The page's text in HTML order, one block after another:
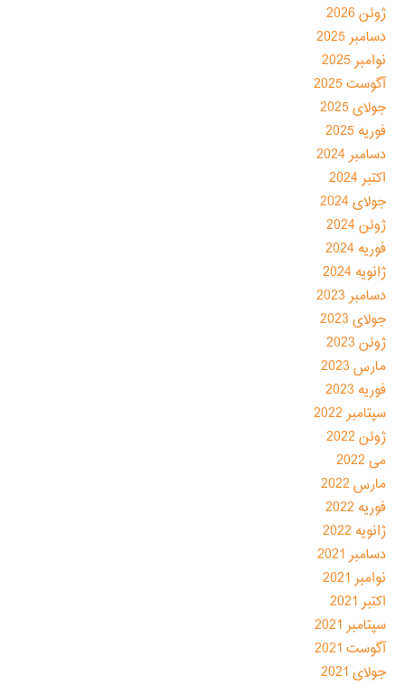
ژوئن 2026
دسامبر 2025
نوامبر 2025
آگوست 2025
جولای 2025
فوریه 2025
دسامبر 2024
اکتبر 2024
جولای 2024
ژوئن 2024
فوریه 2024
ژانویه 2024
دسامبر 2023
جولای 2023
ژوئن 2023
مارس 2023
فوریه 2023
سپتامبر 2022
ژوئن 2022
می 2022
مارس 2022
فوریه 2022
ژانویه 2022
دسامبر 2021
نوامبر 2021
اکتبر 2021
سپتامبر 2021
آگوست 2021
جولای 2021